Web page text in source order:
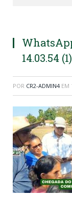
14.03.54 (1)
POR CR2-ADMIN4 EM